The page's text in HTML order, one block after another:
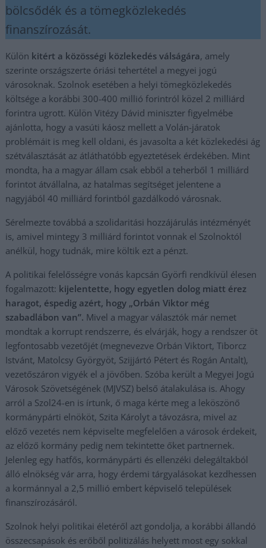
bölcsődék és a tömegközlekedés
finanszírozását.
Külön kitért a közösségi közlekedés válságára, amely
szerinte országszerte óriási tehertétel a megyei jogú
városoknak. Szolnok esetében a helyi tömegközlekedés
költsége a korábbi 300-400 millió forintról közel 2 milliárd
forintra ugrott. Külön Vitézy Dávid miniszter figyelmébe
ajánlotta, hogy a vasúti káosz mellett a Volán-járatok
problémáit is meg kell oldani, és javasolta a két közlekedési ág
szétválasztását az átláthatóbb egyeztetések érdekében. Mint
mondta, ha a magyar állam csak ebből a teherből 1 milliárd
forintot átvállalna, az hatalmas segítséget jelentene a
nagyjából 40 milliárd forintból gazdálkodó városnak.
Sérelmezte továbbá a szolidaritási hozzájárulás intézményét
is, amivel mintegy 3 milliárd forintot vonnak el Szolnoktól
anélkül, hogy tudnák, mire költik ezt a pénzt.
A politikai felelősségre vonás kapcsán Györfi rendkívül élesen
fogalmazott: kijelentette, hogy egyetlen dolog miatt érez
haragot, éspedig azért, hogy „Orbán Viktor még
szabadlábon van”. Mivel a magyar választók már nemet
mondtak a korrupt rendszerre, és elvárják, hogy a rendszer öt
legfontosabb vezetőjét (megnevezve Orbán Viktort, Tiborcz
Istvánt, Matolcsy Györgyöt, Szijjártó Pétert és Rogán Antalt),
vezetőszáron vigyék el a jövőben. Szóba került a Megyei Jogú
Városok Szövetségének (MJVSZ) belső átalakulása is. Ahogy
arról a Szol24-en is írtunk, ő maga kérte meg a leköszönő
kormánypárti elnököt, Szita Károlyt a távozásra, mivel az
előző vezetés nem képviselte megfelelően a városok érdekeit,
az előző kormány pedig nem tekintette őket partnernek.
Jelenleg egy hatfős, kormánypárti és ellenzéki delegáltakból
álló elnökség vár arra, hogy érdemi tárgyalásokat kezdhessen
a kormánnyal a 2,5 millió embert képviselő települések
finanszírozásáról.
Szolnok helyi politikai életéről azt gondolja, a korábbi állandó
összecsapások és erőből politizálás helyett most egy sokkal